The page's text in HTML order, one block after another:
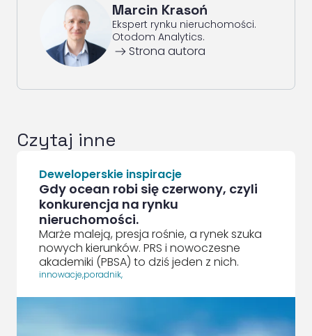
Marcin Krasoń
Ekspert rynku nieruchomości.
Otodom Analytics.
ArrowRightLong Strona autora
Czytaj inne
Deweloperskie inspiracje
Gdy ocean robi się czerwony, czyli
konkurencja na rynku
nieruchomości.
Marże maleją, presja rośnie, a rynek szuka
nowych kierunków. PRS i nowoczesne
akademiki (PBSA) to dziś jeden z nich.
innowacje,poradnik,